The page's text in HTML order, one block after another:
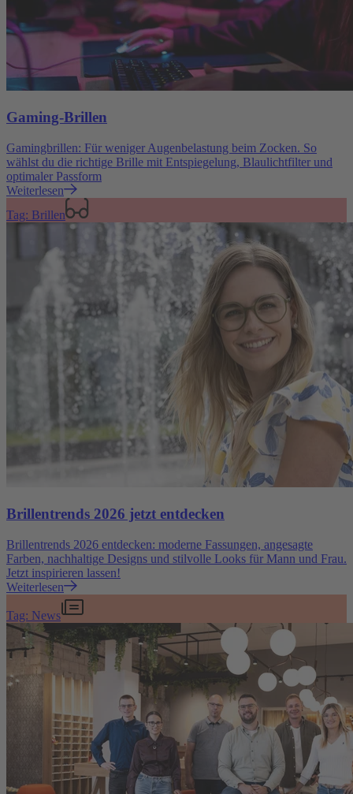
Gaming-Brillen
Gamingbrillen: Für weniger Augenbelastung beim Zocken. So
wählst du die richtige Brille mit Entspiegelung, Blaulichtfilter und
optimaler Passform
Weiterlesen
Tag: Brillen
Brillentrends 2026 jetzt entdecken
Brillentrends 2026 entdecken: moderne Fassungen, angesagte
Farben, nachhaltige Designs und stilvolle Looks für Mann und Frau.
Jetzt inspirieren lassen!
Weiterlesen
Tag: News